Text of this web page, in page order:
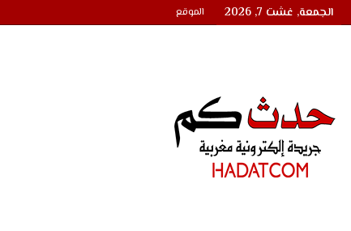
الجمعة, غشت 7, 2026 الموقع